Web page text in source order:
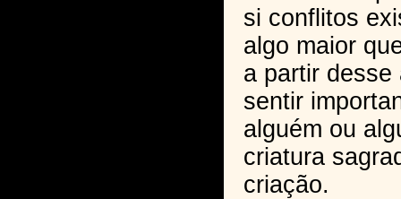
si conflitos
algo maior
a partir desse
sentir
alguém ou
criatura
criação.